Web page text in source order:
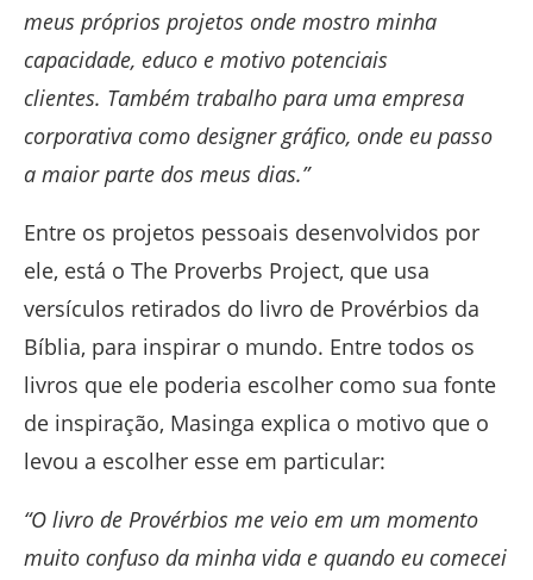
meus próprios projetos onde mostro minha
capacidade, educo e motivo potenciais
clientes. Também trabalho para uma empresa
corporativa como designer gráfico, onde eu passo
a maior parte dos meus dias.”
Entre os projetos pessoais desenvolvidos por
ele, está o The Proverbs Project, que usa
versículos retirados do livro de Provérbios da
Bíblia, para inspirar o mundo. Entre todos os
livros que ele poderia escolher como sua fonte
de inspiração, Masinga explica o motivo que o
levou a escolher esse em particular:
“O livro de Provérbios me veio em um momento
muito confuso da minha vida e quando eu comecei